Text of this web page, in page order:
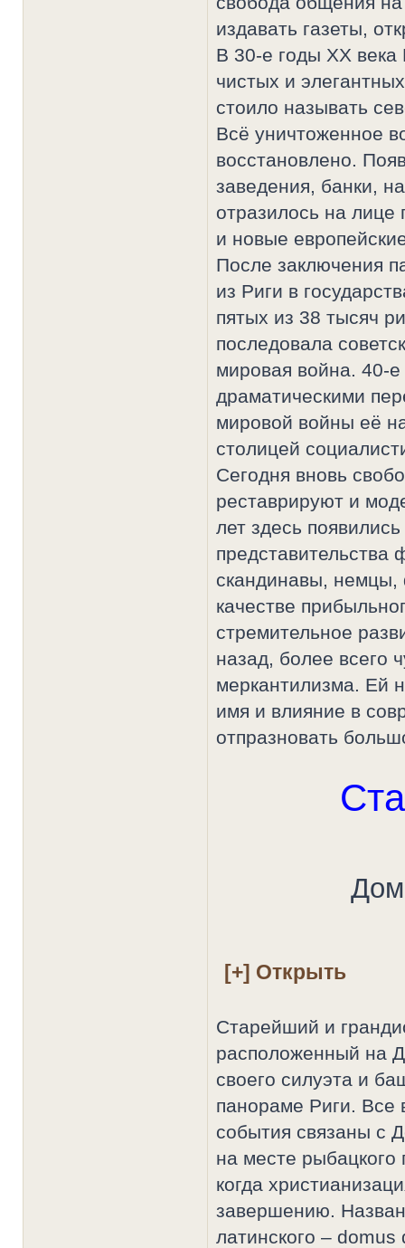
издавать газеты,
В 30-е годы XX
чистых и
стоило называть
Всё уничтоженное
восстановлено.
заведения, банки,
отразилось на лице
и новые
После заключения
из Риги в
пятых из 38 тысяч
последовала
мировая война. 40-
драматическими
мировой войны её
столицей
Сегодня вновь
реставрируют и
лет здесь
представительства
скандинавы,
качестве
стремительное
назад, более всего
меркантилизма. Ей
имя и влияние в
отпразновать
Старейший и
расположенный на
своего силуэта и
панораме Риги. Все
события связаны с
на месте рыбацкого
когда
завершению.
латинского – domus